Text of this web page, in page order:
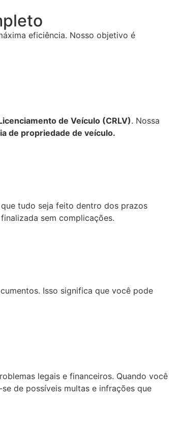
eficiência. Nosso objetivo é
de Veículo (CRLV). Nossa
de propriedade de veículo.
tudo seja feito dentro dos prazos
sem complicações.
Isso significa que você pode
legais e financeiros. Quando você
de possíveis multas e infrações que